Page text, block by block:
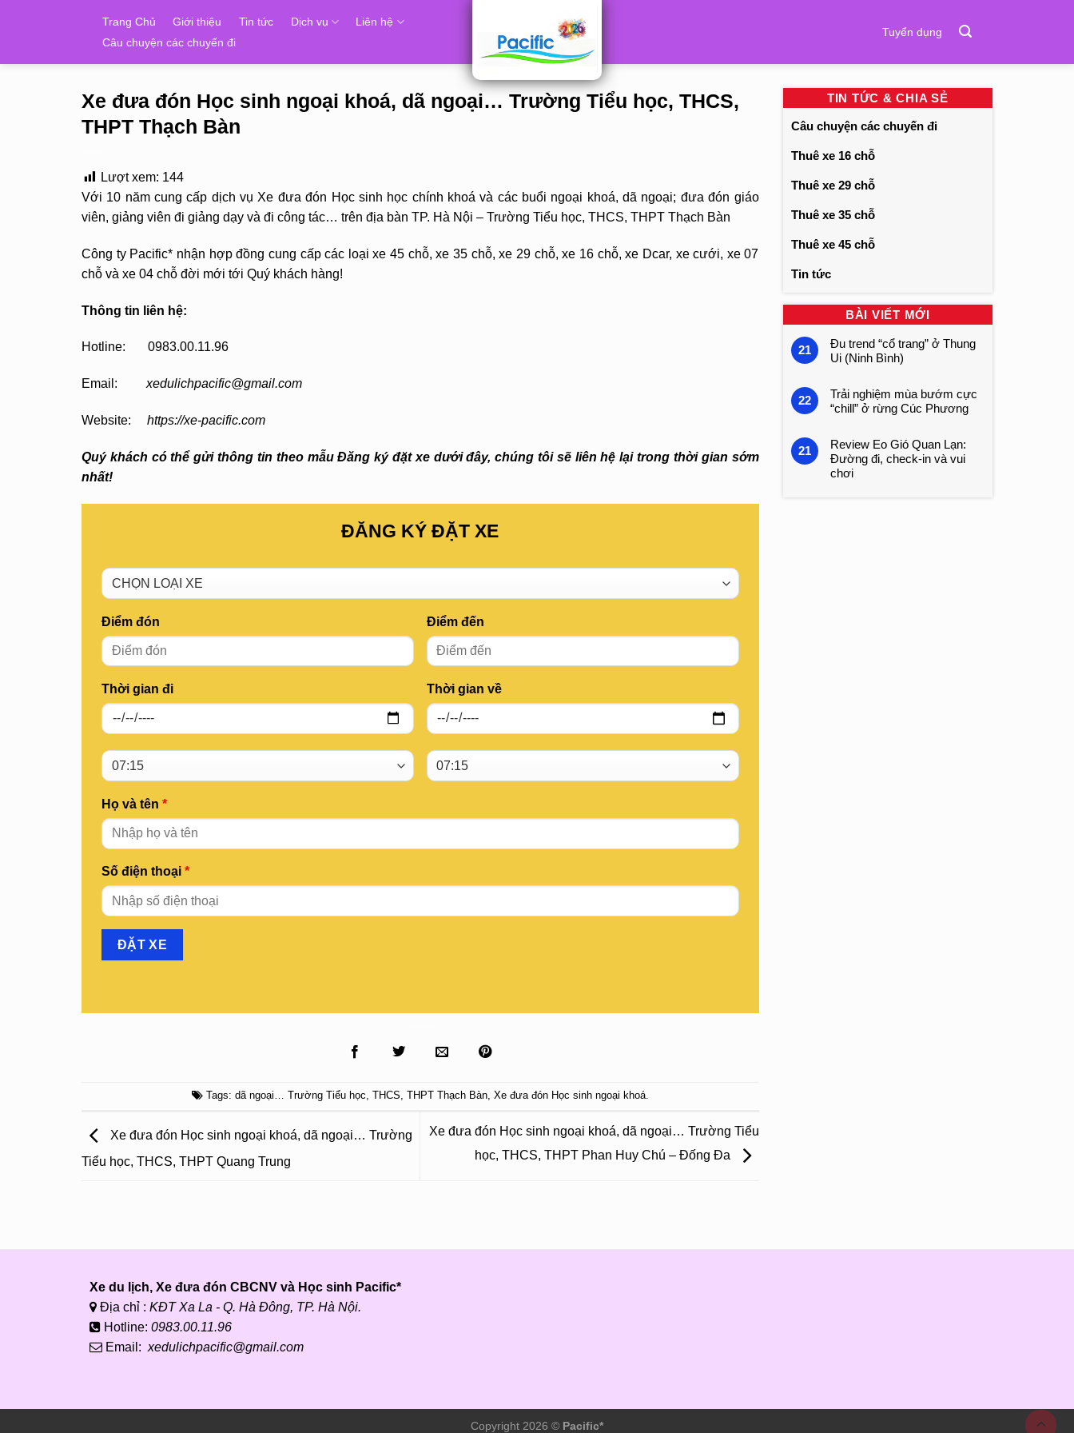
Trang Chủ Giới thiệu Tin tức Dịch vụ
Liên hệ
Câu chuyện các chuyến đi
Tuyển dụng
Xe đưa đón Học sinh ngoại khoá, dã ngoại… Trường Tiểu học, THCS,
THPT Thạch Bàn
Lượt xem: 144
Với 10 năm cung cấp dịch vụ Xe đưa đón Học sinh học chính khoá và các buổi ngoại khoá, dã ngoại; đưa đón giáo
viên, giảng viên đi giảng dạy và đi công tác… trên địa bàn TP. Hà Nội – Trường Tiểu học, THCS, THPT Thạch Bàn
Công ty Pacific* nhận hợp đồng cung cấp các loại xe 45 chỗ, xe 35 chỗ, xe 29 chỗ, xe 16 chỗ, xe Dcar, xe cưới, xe 07
chỗ và xe 04 chỗ đời mới tới Quý khách hàng!
Thông tin liên hệ:
Hotline: 0983.00.11.96
Email: xedulichpacific@gmail.com
Website: https://xe-pacific.com
Quý khách có thể gửi thông tin theo mẫu Đăng ký đặt xe dưới đây, chúng tôi sẽ liên hệ lại trong thời gian sớm
nhất!
ĐĂNG KÝ ĐẶT XE
Điểm đón
Thời gian đi
Điểm đến
Thời gian về
Họ và tên *
Số điện thoại *
Tags: dã ngoại… Trường Tiểu học, THCS, THPT Thạch Bàn, Xe đưa đón Học sinh ngoại khoá.
Xe đưa đón Học sinh ngoại khoá, dã ngoại… Trường
Tiểu học, THCS, THPT Quang Trung
Xe đưa đón Học sinh ngoại khoá, dã ngoại… Trường Tiểu
học, THCS, THPT Phan Huy Chú – Đống Đa
TIN TỨC & CHIA SẺ
Câu chuyện các chuyến đi
Thuê xe 16 chỗ
Thuê xe 29 chỗ
Thuê xe 35 chỗ
Thuê xe 45 chỗ
Tin tức
BÀI VIẾT MỚI
21
Đu trend “cổ trang” ở Thung
Ui (Ninh Bình)
22
Trải nghiệm mùa bướm cực
“chill” ở rừng Cúc Phương
21
Review Eo Gió Quan Lạn:
Đường đi, check-in và vui
chơi
Xe du lịch, Xe đưa đón CBCNV và Học sinh Pacific*
Địa chỉ : KĐT Xa La - Q. Hà Đông, TP. Hà Nội.
Hotline: 0983.00.11.96
Email: xedulichpacific@gmail.com
Copyright 2026 © Pacific*